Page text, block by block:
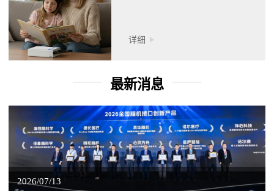
详细
最新消息
2026/07/13